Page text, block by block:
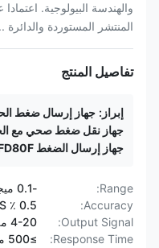
والهندسة البيولوجية. اعتمادا
المنتشر المستوردة والدائرة ...
تفاصيل المنتج
جهاز إرسال ضغط الحجاب
جهاز نقل ضغط صحي مع الحجاب
جهاز إرسال الضغط FD80F
Range:
Accuracy:
Output Signal:
4-20 مللي أمبير
Response Time:
≥500 مللي ثانية